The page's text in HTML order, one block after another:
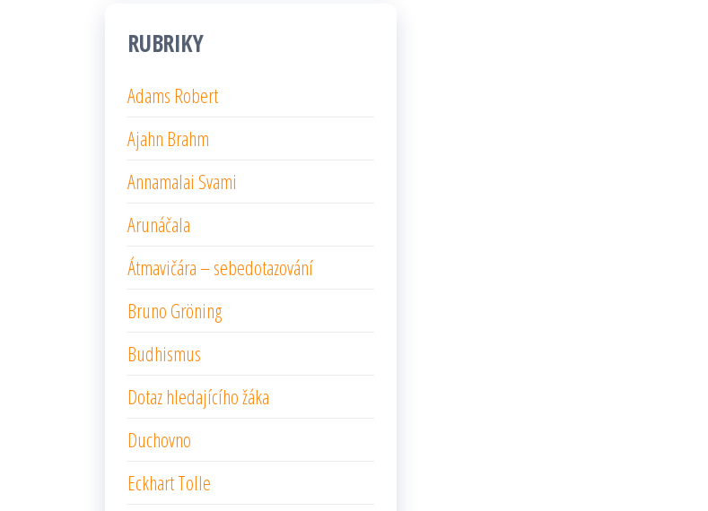
RUBRIKY
Adams Robert
Ajahn Brahm
Annamalai Svami
Arunáčala
Átmavičára – sebedotazování
Bruno Gröning
Budhismus
Dotaz hledajícího žáka
Duchovno
Eckhart Tolle